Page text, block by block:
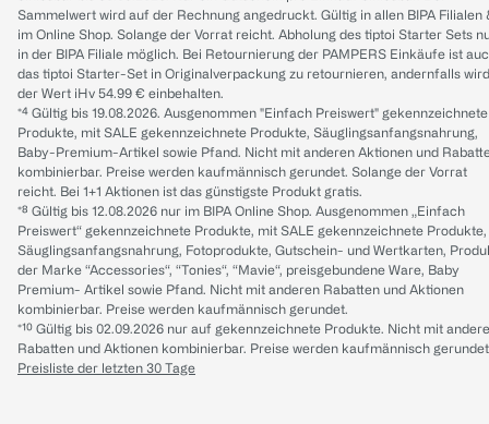
Sammelwert wird auf der Rechnung angedruckt. Gültig in allen BIPA Filialen
im Online Shop. Solange der Vorrat reicht. Abholung des tiptoi Starter Sets
in der BIPA Filiale möglich. Bei Retournierung der PAMPERS Einkäufe ist
das tiptoi Starter-Set in Originalverpackung zu retournieren, andernfalls wird
der Wert iHv 54.99 € einbehalten.
*⁴ Gültig bis 19.08.2026. Ausgenommen "Einfach Preiswert" gekennzeichnete
Produkte, mit SALE gekennzeichnete Produkte, Säuglingsanfangsnahrung,
Baby-Premium-Artikel sowie Pfand. Nicht mit anderen Aktionen und
kombinierbar. Preise werden kaufmännisch gerundet. Solange der Vorrat
reicht. Bei 1+1 Aktionen ist das günstigste Produkt gratis.
*⁸ Gültig bis 12.08.2026 nur im BIPA Online Shop. Ausgenommen „Einfach
Preiswert“ gekennzeichnete Produkte, mit SALE gekennzeichnete Produkte,
Säuglingsanfangsnahrung, Fotoprodukte, Gutschein- und Wertkarten,
der Marke “Accessories“, “Tonies“, “Mavie“, preisgebundene Ware, Baby
Premium- Artikel sowie Pfand. Nicht mit anderen Rabatten und Aktionen
kombinierbar. Preise werden kaufmännisch gerundet.
*¹⁰ Gültig bis 02.09.2026 nur auf gekennzeichnete Produkte. Nicht mit
Rabatten und Aktionen kombinierbar. Preise werden kaufmännisch
Preisliste der letzten 30 Tage